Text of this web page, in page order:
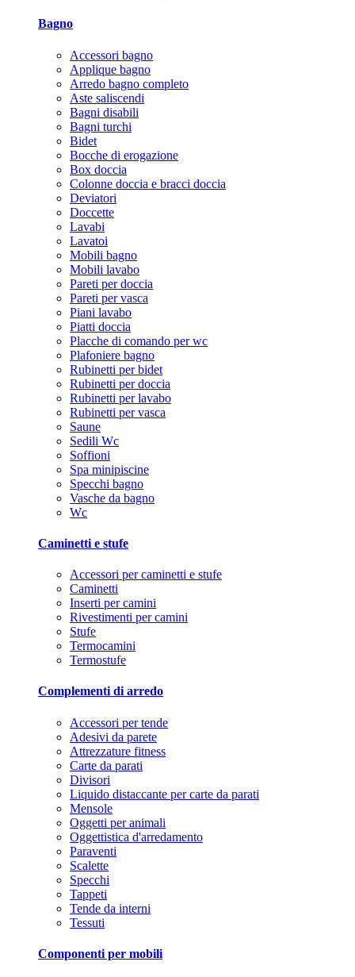
Bagno
Accessori bagno
Applique bagno
Arredo bagno completo
Aste saliscendi
Bagni disabili
Bagni turchi
Bidet
Bocche di erogazione
Box doccia
Colonne doccia e bracci doccia
Deviatori
Doccette
Lavabi
Lavatoi
Mobili bagno
Mobili lavabo
Pareti per doccia
Pareti per vasca
Piani lavabo
Piatti doccia
Placche di comando per wc
Plafoniere bagno
Rubinetti per bidet
Rubinetti per doccia
Rubinetti per lavabo
Rubinetti per vasca
Saune
Sedili Wc
Soffioni
Spa minipiscine
Specchi bagno
Vasche da bagno
Wc
Caminetti e stufe
Accessori per caminetti e stufe
Caminetti
Inserti per camini
Rivestimenti per camini
Stufe
Termocamini
Termostufe
Complementi di arredo
Accessori per tende
Adesivi da parete
Attrezzature fitness
Carte da parati
Divisori
Liquido distaccante per carte da parati
Mensole
Oggetti per animali
Oggettistica d'arredamento
Paraventi
Scalette
Specchi
Tappeti
Tende da interni
Tessuti
Componenti per mobili